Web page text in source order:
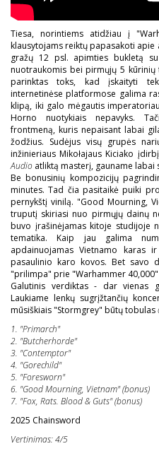
Tiesa, norintiems atidžiau į
klausytojams reiktų papasakoti
gražų 12 psl. apimties bukletą
nuotraukomis bei pirmųjų 5 kūrinių
parinktas toks, kad įskaityti
internetinėse platformose galima
klipą, iki galo mėgautis
Horno nuotykiais nepavyks.
frontmeną, kuris nepaisant labai
žodžius. Sudėjus visų grupės
inžinieriaus Mikołajaus Kiciako
Audio atliktą masterį, gauname labai
Be bonusinių kompozicijų
minutes. Tad čia pasitaikė puiki
pernykštį vinilą. "Good Mourning,
truputį skiriasi nuo pirmųjų dainų
buvo įrašinėjamas kitoje studijoje
tematika. Kaip jau galima
apdainuojamas Vietnamo karas
pasaulinio karo kovos. Bet savo
"prilimpa" prie "Warhammer
Galutinis verdiktas - dar vienas
Laukiame lenkų sugrįžtančių
mūsiškiais "Stormgrey" būtų tobulas
1. "Primarch"
2. "Butcherhorde"
3. "Contemptor"
4. "Gorechild"
5. "Foresworn"
6. "Good Mourning, Vietnam" (bonus)
7. "Fox, Rats. Blood & Guts" (bonus)
2025 Chainsword
Vertinimas: 4/5